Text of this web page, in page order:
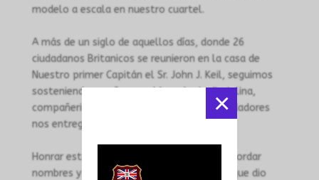
×
modelo a escala en nuestro cuartel.
A más de un siglo de aquellos días, donde 26
ciudadanos Britanicos se reunieron en la casa de
Nuestro primer Capitán el Sr. John J. Keil, seguimos
sosteniendo con fuerza el legado de disciplina,
compañerismo y servicio que nuestros fundadores
nos entregaron como herencia.
Honrar esta memoria no es únicamente recordar
nombres y fechas: es reafirmar el espíritu que dio